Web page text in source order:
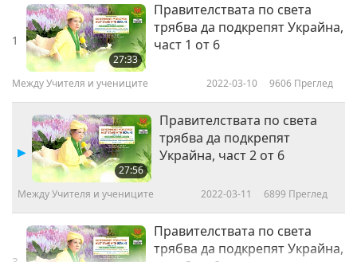
1
27:33
Правителствата по света
трябва да подкрепят Украйна,
част 1 от 6
Между Учителя и учениците 2022-03-10 9606 Преглед
27:56
Правителствата по света
трябва да подкрепят
Украйна, част 2 от 6
Между Учителя и учениците 2022-03-11 6899 Преглед
Правителствата по света
трябва да подкрепят Украйна,